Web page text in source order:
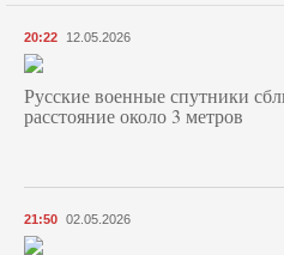
20:22 12.05.2026
Русские военные спутники
расстояние около 3 метров
21:50 02.05.2026